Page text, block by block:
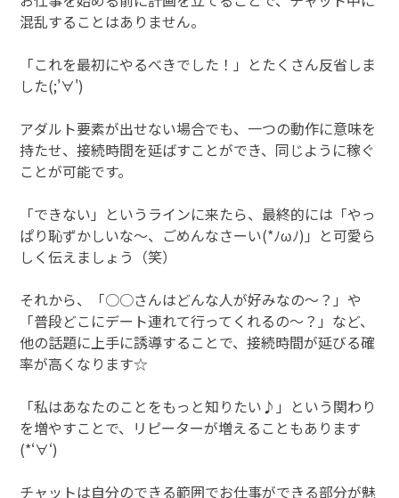
混乱することはありません。
「これを最初にやるべきでした！」とたくさん反省しま
した(;'∀')
アダルト要素が出せない場合でも、一つの動作に意味を
持たせ、接続時間を延ばすことができ、同じように稼ぐ
ことが可能です。
「できない」というラインに来たら、最終的には「やっ
ぱり恥ずかしいな～、ごめんなさーい(*ﾉωﾉ)」と可愛ら
しく伝えましょう（笑）
それから、「○○さんはどんな人が好みなの～？」や
「普段どこにデート連れて行ってくれるの～？」など、
他の話題に上手に誘導することで、接続時間が延びる確
率が高くなります☆
「私はあなたのことをもっと知りたい♪」という関わり
を増やすことで、リピーターが増えることもあります
(*‘∀‘)
チャットは自分のできる範囲でお仕事ができる部分が魅